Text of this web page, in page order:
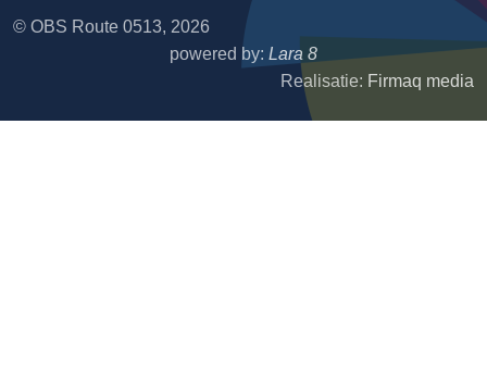
© OBS Route 0513, 2026
powered by: Lara 8
Realisatie: Firmaq media